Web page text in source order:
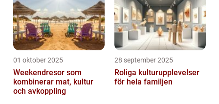
01 oktober 2025
Weekendresor som
kombinerar mat, kultur
och avkoppling
28 september 2025
Roliga kulturupplevelser
för hela familjen